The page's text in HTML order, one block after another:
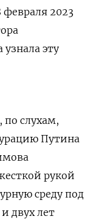
февраля 2023
эту
слухам,
Путина
рукой
среду под
двух лет